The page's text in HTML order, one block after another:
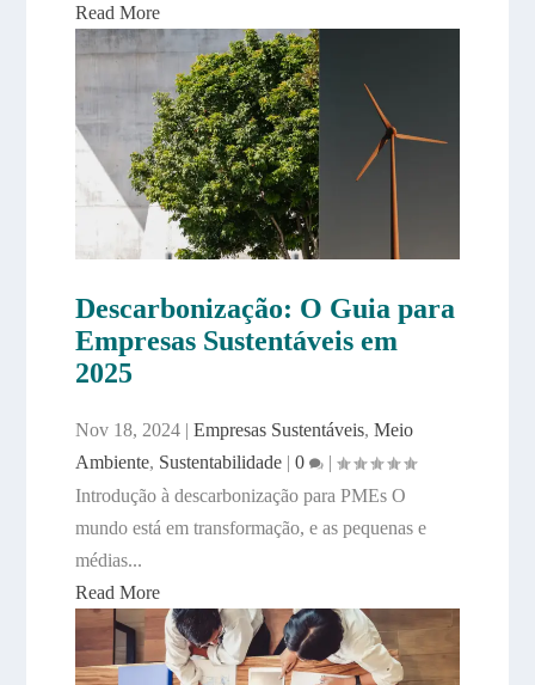
Read More
Descarbonização: O Guia para
Empresas Sustentáveis em
2025
Nov 18, 2024| Empresas Sustentáveis, Meio
Ambiente, Sustentabilidade| 0
|
Introdução à descarbonização para PMEs O
mundo está em transformação, e as pequenas e
médias...
Read More